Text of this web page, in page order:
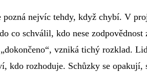
pozná nejvíc tehdy, když chybí. V
co schválil, kdo nese zodpovědnost
„dokončeno“, vzniká tichý rozklad.
kdo rozhoduje. Schůzky se opakují,